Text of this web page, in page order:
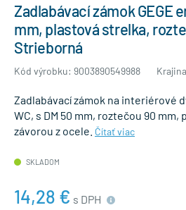
Zadlabávací zámok GEGE
mm, plastová strelka,
Strieborná
Kód výrobku: 9003890549988
Zadlabávací zámok na interiérové
WC, s DM 50 mm, roztečou 90
závorou z ocele. Čítať viac
SKLADOM
14,28 € s DPH